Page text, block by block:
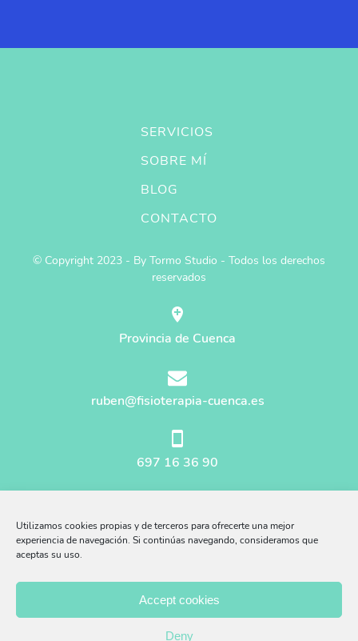
Utilizamos cookies propias y de terceros para ofrecerte una mejor
experiencia de navegación. Si continúas navegando, consideramos que
aceptas su uso.
Accept cookies
Deny
SERVICIOS
SOBRE MÍ
BLOG
CONTACTO
© Copyright 2023 - By Tormo Studio - Todos los derechos
reservados
Provincia de Cuenca
ruben@fisioterapia-cuenca.es
697 16 36 90
Aviso Legal
Política Privacidad